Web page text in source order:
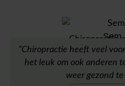
Sem
Chiropractie
“Chiropractie heeft veel
het leuk om ook anderen
weer gezond te